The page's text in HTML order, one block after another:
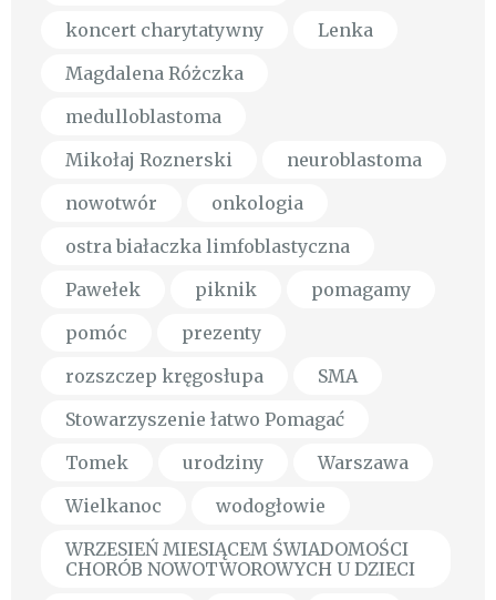
koncert charytatywny
Lenka
Magdalena Różczka
medulloblastoma
Mikołaj Roznerski
neuroblastoma
nowotwór
onkologia
ostra białaczka limfoblastyczna
Pawełek
piknik
pomagamy
pomóc
prezenty
rozszczep kręgosłupa
SMA
Stowarzyszenie łatwo Pomagać
Tomek
urodziny
Warszawa
Wielkanoc
wodogłowie
WRZESIEŃ MIESIĄCEM ŚWIADOMOŚCI
CHORÓB NOWOTWOROWYCH U DZIECI